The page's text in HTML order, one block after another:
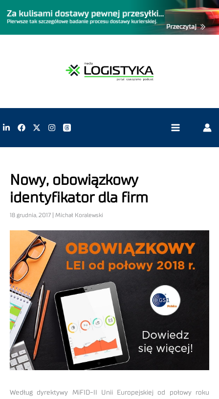
Nowy, obowiązkowy
identyfikator dla firm
18 grudnia, 2017 | Michał Koralewski
Według dyrektywy MiFID-II Unii Europejskiej od połowy roku